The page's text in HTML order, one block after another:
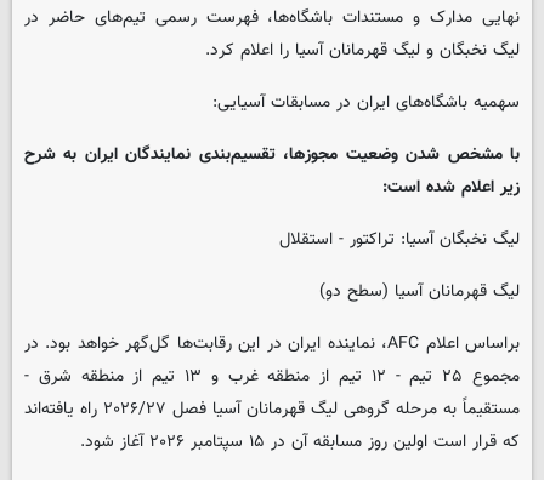
نهایی مدارک و مستندات باشگاه‌ها، فهرست رسمی تیم‌های حاضر در
لیگ نخبگان و لیگ قهرمانان آسیا را اعلام کرد.
سهمیه باشگاه‌های ایران در مسابقات آسیایی:
با مشخص شدن وضعیت مجوزها، تقسیم‌بندی نمایندگان ایران به شرح
زیر اعلام شده است:
لیگ نخبگان آسیا: تراکتور - استقلال
لیگ قهرمانان آسیا (سطح دو)
براساس اعلام AFC، نماینده ایران در این رقابت‌ها گل‌گهر خواهد بود. در
مجموع ۲۵ تیم - ۱۲ تیم از منطقه غرب و ۱۳ تیم از منطقه شرق -
مستقیماً به مرحله گروهی لیگ قهرمانان آسیا فصل ۲۰۲۶/۲۷ راه یافته‌اند
که قرار است اولین روز مسابقه آن در ۱۵ سپتامبر ۲۰۲۶ آغاز شود.